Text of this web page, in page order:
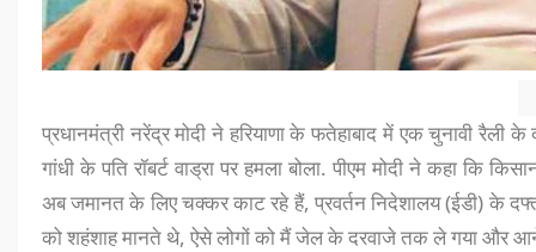
प्रधानमंत्री नरेंद्र मोदी ने हरियाणा के फतेहाबाद में एक चुनावी रैली के
गांधी के पति रॉबर्ट वाड्रा पर हमला बोला. पीएम मोदी ने कहा कि
अब जमानत के लिए चक्कर काट रहे हैं, प्रवर्तन निदेशालय (ईडी) के
को शहंशाह मानते थे, ऐसे लोगों को मैं जेल के दरवाजे तक ले गया और